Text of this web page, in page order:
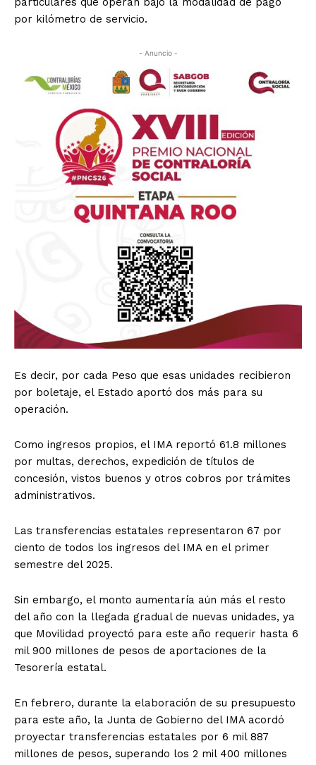
por kilómetro de servicio.
- Anuncio -
Es decir, por cada Peso que esas unidades recibieron
por boletaje, el Estado aportó dos más para su
operación.
Como ingresos propios, el IMA reportó 61.8 millones
por multas, derechos, expedición de títulos de
concesión, vistos buenos y otros cobros por trámites
administrativos.
Las transferencias estatales representaron 67 por
ciento de todos los ingresos del IMA en el primer
semestre del 2025.
Sin embargo, el monto aumentaría aún más el resto
del año con la llegada gradual de nuevas unidades, ya
que Movilidad proyectó para este año requerir hasta 6
mil 900 millones de pesos de aportaciones de la
Tesorería estatal.
En febrero, durante la elaboración de su presupuesto
para este año, la Junta de Gobierno del IMA acordó
proyectar transferencias estatales por 6 mil 887
millones de pesos, superando los 2 mil 400 millones